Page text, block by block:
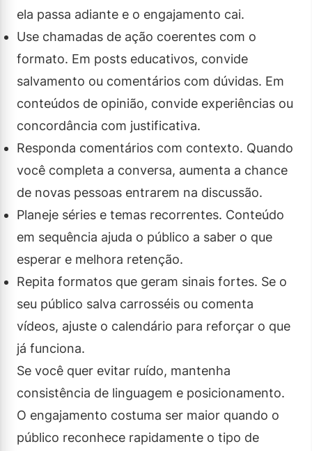
ela passa adiante e o engajamento cai.
Use chamadas de ação coerentes com o
formato. Em posts educativos, convide
salvamento ou comentários com dúvidas. Em
conteúdos de opinião, convide experiências ou
concordância com justificativa.
Responda comentários com contexto. Quando
você completa a conversa, aumenta a chance
de novas pessoas entrarem na discussão.
Planeje séries e temas recorrentes. Conteúdo
em sequência ajuda o público a saber o que
esperar e melhora retenção.
Repita formatos que geram sinais fortes. Se o
seu público salva carrosséis ou comenta
vídeos, ajuste o calendário para reforçar o que
já funciona.
Se você quer evitar ruído, mantenha
consistência de linguagem e posicionamento.
O engajamento costuma ser maior quando o
público reconhece rapidamente o tipo de